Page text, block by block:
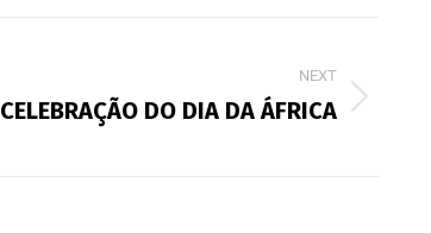
NEXT
CELEBRAÇÃO DO DIA DA ÁFRICA